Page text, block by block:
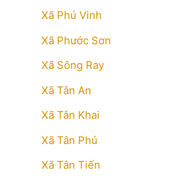
Xã Phú Vinh
Xã Phước Sơn
Xã Sông Ray
Xã Tân An
Xã Tân Khai
Xã Tân Phú
Xã Tân Tiến